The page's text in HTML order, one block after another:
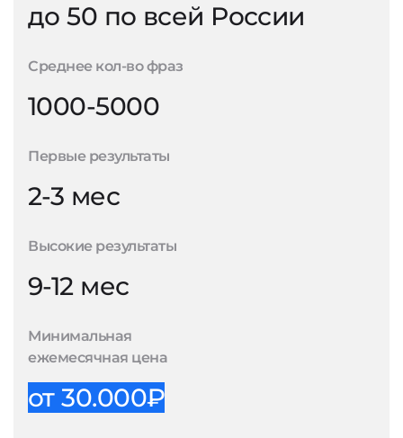
до 50 по всей России
Среднее кол-во фраз
1000-5000
Первые результаты
2-3 мес
Высокие результаты
9-12 мес
Минимальная
ежемесячная цена
от 30.000₽